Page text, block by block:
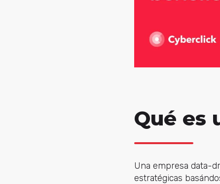
Qué es
Una empresa data-
estratégicas